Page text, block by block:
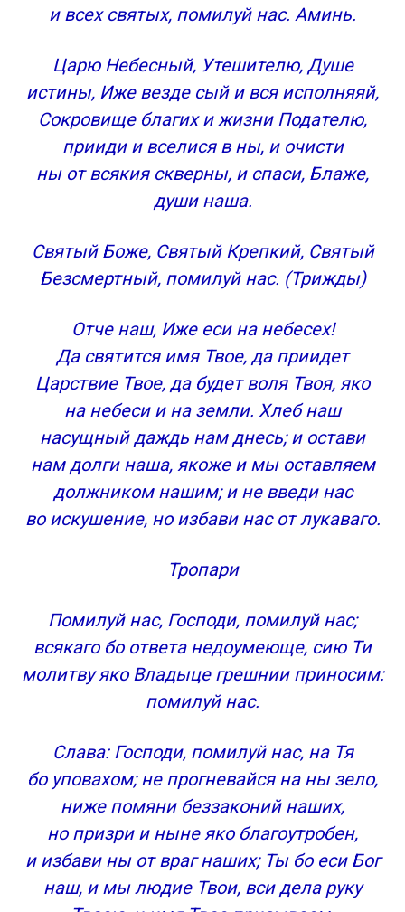
и всех святых, помилуй нас. Аминь.
Царю Небесный, Утешителю, Душе
истины, Иже везде сый и вся исполняяй,
Сокровище благих и жизни Подателю,
прииди и вселися в ны, и очисти
ны от всякия скверны, и спаси, Блаже,
души наша.
Святый Боже, Святый Крепкий, Святый
Безсмертный, помилуй нас. (Трижды)
Отче наш, Иже еси на небесех!
Да святится имя Твое, да приидет
Царствие Твое, да будет воля Твоя, яко
на небеси и на земли. Хлеб наш
насущный даждь нам днесь; и остави
нам долги наша, якоже и мы оставляем
должником нашим; и не введи нас
во искушение, но избави нас от лукаваго.
Тропари
Помилуй нас, Господи, помилуй нас;
всякаго бо ответа недоумеюще, сию Ти
молитву яко Владыце грешнии приносим:
помилуй нас.
Слава: Господи, помилуй нас, на Тя
бо уповахом; не прогневайся на ны зело,
ниже помяни беззаконий наших,
но призри и ныне яко благоутробен,
и избави ны от враг наших; Ты бо еси Бог
наш, и мы людие Твои, вси дела руку